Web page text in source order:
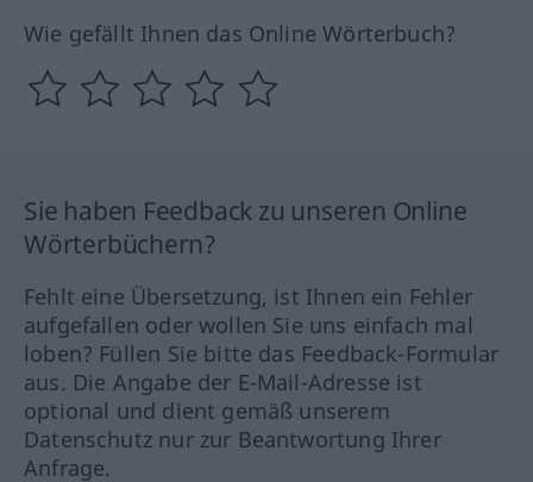
Wie gefällt Ihnen das Online Wörterbuch?
Sie haben Feedback zu unseren Online
Wörterbüchern?
Fehlt eine Übersetzung, ist Ihnen ein Fehler
aufgefallen oder wollen Sie uns einfach mal
loben? Füllen Sie bitte das Feedback-Formular
aus. Die Angabe der E-Mail-Adresse ist
optional und dient gemäß unserem
Datenschutz nur zur Beantwortung Ihrer
Anfrage.